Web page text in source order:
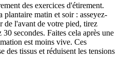
des exercices d'étirement.
matin et soir : asseyez-
de l'avant de votre pied, tirez
secondes. Faites cela après une
est moins vive. Ces
des tissus et réduisent les tensions